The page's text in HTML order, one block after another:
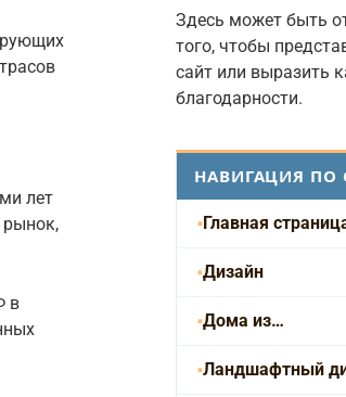
лет
рынок,
в
Здесь может быть
того, чтобы
сайт или выразить
благодарности.
НАВИГАЦИЯ ПО
Главная
Дизайн
Дома из…
Ландшафтный